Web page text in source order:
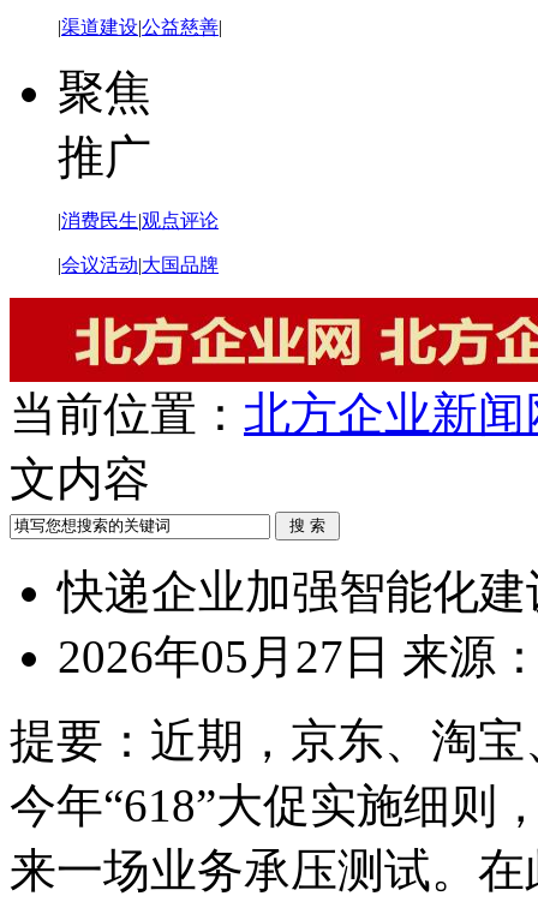
|渠道建设|公益慈善|
聚焦
推广
|消费民生|观点评论
|会议活动|大国品牌
当前位置： 北方企业新闻
文内容
快递企业加强智能化建
2026年05月27日 来源
提要： 近期，京东、淘
今年“618”大促实施细则
来一场业务承压测试。